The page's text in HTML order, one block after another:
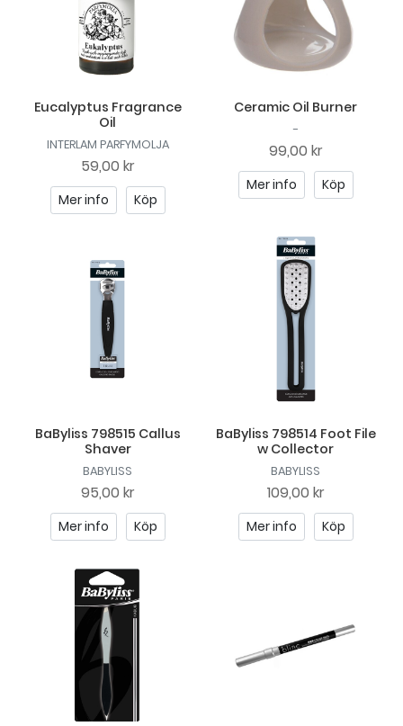
Eucalyptus Fragrance
Oil
INTERLAM PARFYMOLJA
59,00 kr
Mer info Köp
Ceramic Oil Burner
-
99,00 kr
Mer info Köp
BaByliss 798515 Callus
Shaver
BABYLISS
95,00 kr
Mer info Köp
BaByliss 798514 Foot File
w Collector
BABYLISS
109,00 kr
Mer info Köp